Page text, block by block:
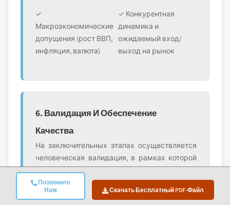
Позвоните
Нам
Скачать Бесплатный PDF-Файл
✓
Макроэкономические
допущения (рост ВВП,
инфляция, валюта)
✓ Конкурентная
динамика и
ожидаемый вход/
выход на рынок
6. Валидация И Обеспечение
Качества
На заключительных этапах осуществляется
человеческая валидация, в рамках которой
эксперты в области вручную проверяют
отфильтрованные данные для выявления
нюансов и контекстуальных ошибок, которые